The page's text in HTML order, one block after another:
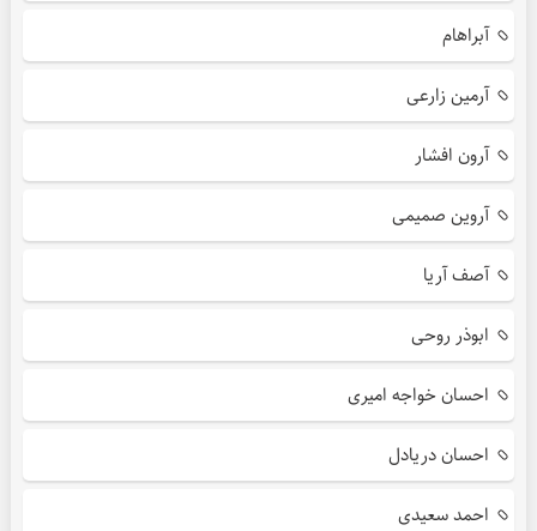
آبراهام
آرمین زارعی
آرون افشار
آروین صمیمی
آصف آریا
ابوذر روحی
احسان خواجه امیری
احسان دریادل
احمد سعیدی